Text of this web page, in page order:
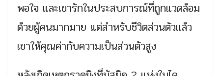
พอใจ และเขารักในประสบการณ์ที่ถูกแวดล้อม
ด้วยผู้คนมากมาย แต่สำหรับชีวิตส่วนตัวแล้ว
เขาให้คุณค่ากับความเป็นส่วนตัวสูง